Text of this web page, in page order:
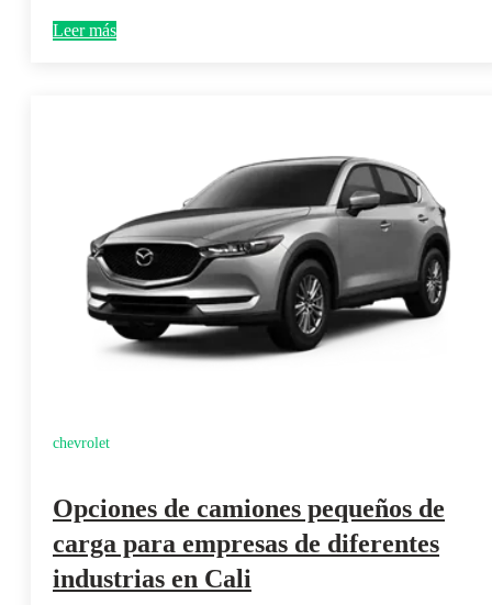
Leer más
chevrolet
Opciones de camiones pequeños de
carga para empresas de diferentes
industrias en Cali